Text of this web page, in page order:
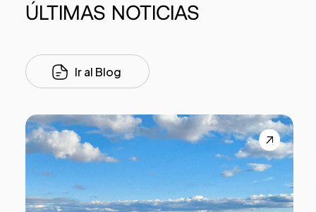
ÚLTIMAS NOTICIAS
Ir al Blog